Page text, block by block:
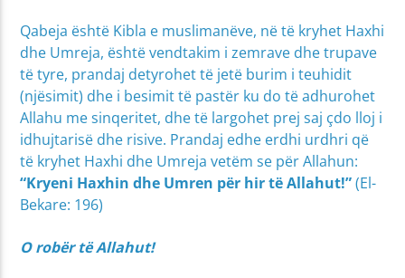
Qabeja është Kibla e muslimanëve, në të kryhet Haxhi
dhe Umreja, është vendtakim i zemrave dhe trupave
të tyre, prandaj detyrohet të jetë burim i teuhidit
(njësimit) dhe i besimit të pastër ku do të adhurohet
Allahu me sinqeritet, dhe të largohet prej saj çdo lloj i
idhujtarisë dhe risive. Prandaj edhe erdhi urdhri që
të kryhet Haxhi dhe Umreja vetëm se për Allahun:
“Kryeni Haxhin dhe Umren për hir të Allahut!”(El-
Bekare: 196)
O robër të Allahut!